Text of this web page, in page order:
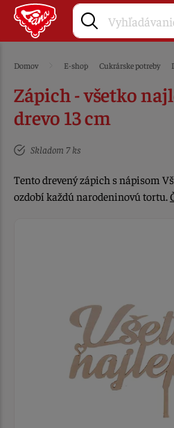
Domov E-shop Cukrárske potreby
Zápich - všetko
drevo 13 cm
Skladom 7 ks
Tento drevený zápich s nápisom
ozdobí každú narodeninovú tortu.